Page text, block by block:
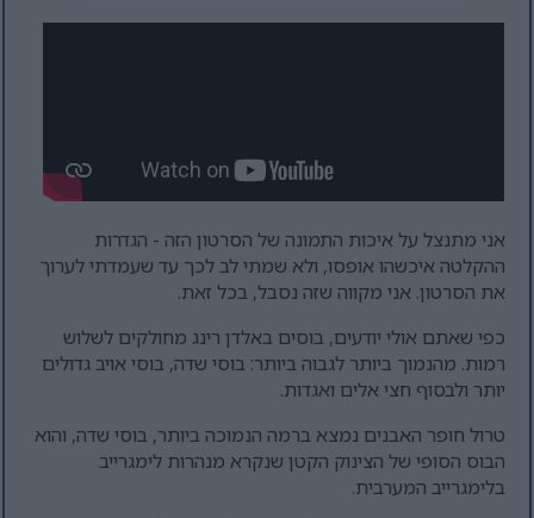
אני מתנצל על איכות התמונה של הסרטון הזה - הגדרות
ההקלטה איכשהו אופסו, ולא שמתי לב לכך עד שעמדתי לערוך
את הסרטון. אני מקווה שזה נסבל, בכל זאת.
כפי שאתם אולי יודעים, בוסים באלדן רינג מחולקים לשלוש
רמות. מהנמוך ביותר לגבוה ביותר: בוסי שדה, בוסי אויב גדולים
יותר ולבסוף חצי אלים ואגדות.
טרול חופר האבנים נמצא ברמה הנמוכה ביותר, בוסי שדה, והוא
הבוס הסופי של הצינוק הקטן שנקרא מנהרות לימגרייב
בלימגרייב המערבית.